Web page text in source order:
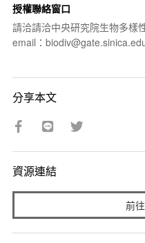
授權聯絡窗口
請洽請洽中央研究院生物多樣
email：
分享本文
資源連結
前